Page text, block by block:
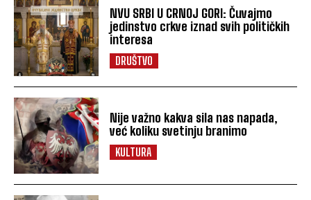
NVU SRBI U CRNOJ GORI: Čuvajmo
jedinstvo crkve iznad svih političkih
interesa
DRUŠTVO
Nije važno kakva sila nas napada,
već koliku svetinju branimo
KULTURA